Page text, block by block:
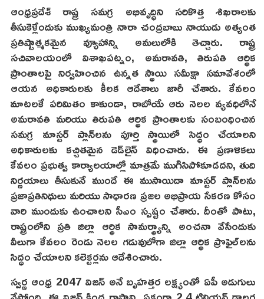
ఆంధ్రప్రదేశ్ రాష్ట్ర సమగ్ర అభివృద్ధిని సరికొత్త శిఖరాలకు
తీసుకెళ్లేందుకు ముఖ్యమంత్రి నారా చంద్రబాబు నాయుడు అత్యంత
ప్రతిష్టాత్మకమైన వ్యూహాన్ని అమలులోకి తెచ్చారు. రాష్ట్ర
సచివాలయంలో విశాఖపట్నం, అమరావతి, తిరుపతి ఆర్థిక
ప్రాంతాలపై నిర్వహించిన ఉన్నత స్థాయి సమీక్షా సమావేశంలో
ఆయన అధికారులకు కీలక ఆదేశాలు జారీ చేశారు. కేవలం
మాటలకే పరిమితం కాకుండా, రాబోయే ఆరు నెలల వ్యవధిలోనే
అమరావతి మరియు తిరుపతి ఆర్థిక ప్రాంతాలకు సంబంధించిన
సమగ్ర మాస్టర్ ప్లాన్‌లను పూర్తి స్థాయిలో సిద్ధం చేయాలని
అధికారులకు కచ్చితమైన డెడ్‌లైన్ విధించారు. ఈ ప్రణాళికలు
కేవలం ప్రభుత్వ కార్యాలయాల్లో మాత్రమే ముగిసిపోకూడదని, తుది
నిర్ణయాలు తీసుకునే ముందే ఈ ముసాయిదా మాస్టర్ ప్లాన్‌లను
ప్రజాప్రతినిధులు మరియు సాధారణ ప్రజల అభిప్రాయ సేకరణ కోసం
వారి ముందుకు ఉంచాలని సీఎం స్పష్టం చేశారు. దీంతో పాటు,
రాష్ట్రంలోని ప్రతి జిల్లా ఆర్థిక సామర్థ్యాన్ని అంచనా వేసేందుకు
వీలుగా కేవలం రెండు నెలల గడువులోగా జిల్లా ఆర్థిక ప్రొఫైల్‌లను
సిద్ధం చేయాలని కలెక్టర్లను ఆదేశించారు.
స్వర్ణ ఆంధ్ర 2047 విజన్ అనే బృహత్తర లక్ష్యంతో ఏపీ అడుగులు